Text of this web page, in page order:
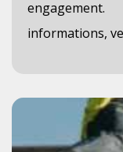
informations,